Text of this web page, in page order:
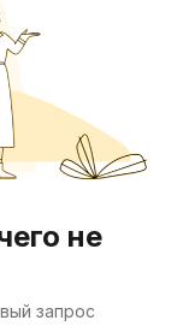
не
запрос